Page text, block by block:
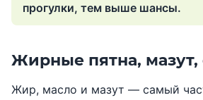
прогулки, тем выше шансы.
Жирные пятна, мазут,
Жир, масло и мазут — самый